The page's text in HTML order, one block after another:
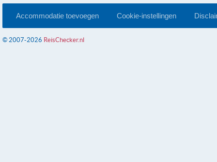
Accommodatie toevoegen Cookie-instellingen
© 2007-2026 ReisChecker.nl